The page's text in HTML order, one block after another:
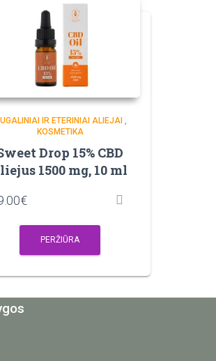
IR ETERINIAI ALIEJAI ,
KOSMETIKA
Drop 15% CBD
1500 mg, 10 ml
€
PERŽIŪRA